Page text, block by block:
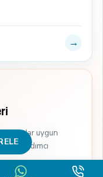
→
kadar uygun
ve yardımcı